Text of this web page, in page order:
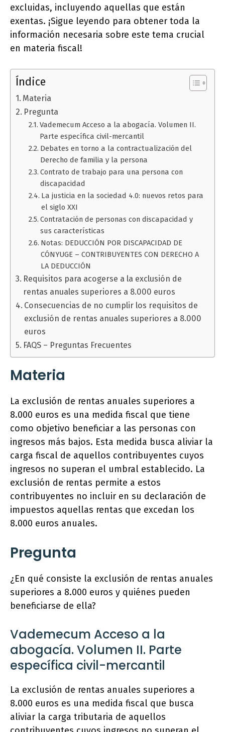
excluidas, incluyendo aquellas que están
exentas. ¡Sigue leyendo para obtener toda la
información necesaria sobre este tema crucial
en materia fiscal!
Índice
Materia
Pregunta
Vademecum Acceso a la abogacía. Volumen II.
Parte específica civil-mercantil
Debates en torno a la contractualización del
Derecho de familia y la persona
Contrato de trabajo para una persona con
discapacidad
La justicia en la sociedad 4.0: nuevos retos para
el siglo XXI
Contratación de personas con discapacidad y
sus características
Notas: DEDUCCIÓN POR DISCAPACIDAD DE
CÓNYUGE – CONTRIBUYENTES CON DERECHO A
LA DEDUCCIÓN
Requisitos para acogerse a la exclusión de
rentas anuales superiores a 8.000 euros
Consecuencias de no cumplir los requisitos de
exclusión de rentas anuales superiores a 8.000
euros
FAQS – Preguntas Frecuentes
Materia
La exclusión de rentas anuales superiores a
8.000 euros es una medida fiscal que tiene
como objetivo beneficiar a las personas con
ingresos más bajos. Esta medida busca aliviar la
carga fiscal de aquellos contribuyentes cuyos
ingresos no superan el umbral establecido. La
exclusión de rentas permite a estos
contribuyentes no incluir en su declaración de
impuestos aquellas rentas que excedan los
8.000 euros anuales.
Pregunta
¿En qué consiste la exclusión de rentas anuales
superiores a 8.000 euros y quiénes pueden
beneficiarse de ella?
Vademecum Acceso a la
abogacía. Volumen II. Parte
específica civil-mercantil
La exclusión de rentas anuales superiores a
8.000 euros es una medida fiscal que busca
aliviar la carga tributaria de aquellos